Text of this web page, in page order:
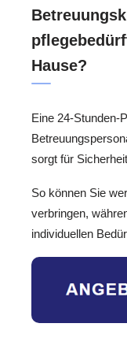
Hause?
Eine 24-Stunden-
sorgt für
So können Sie
verbringen,
individuellen